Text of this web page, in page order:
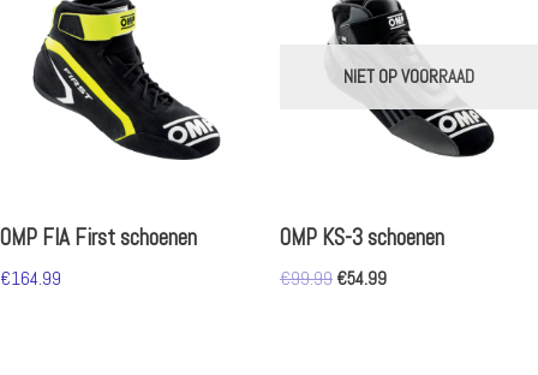
OMP FIA First schoenen
€164.99
NIET OP VOORRAAD
OMP KS-3 schoenen
€99.99 €54.99